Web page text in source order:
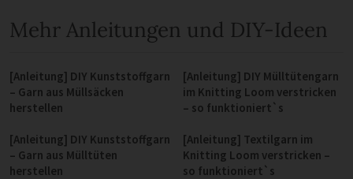
Mehr Anleitungen und DIY-Ideen
[Anleitung] DIY Kunststoffgarn
– Garn aus Müllsäcken
herstellen
[Anleitung] DIY Mülltütengarn
im Knitting Loom verstricken
– so funktioniert`s
[Anleitung] DIY Kunststoffgarn
– Garn aus Mülltüten
herstellen
[Anleitung] Textilgarn im
Knitting Loom verstricken –
so funktioniert`s